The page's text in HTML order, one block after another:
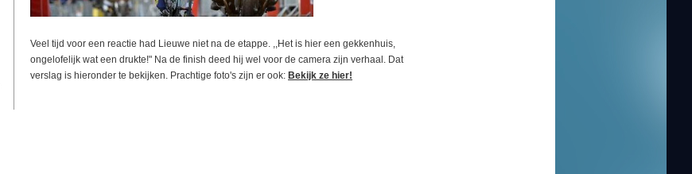
Veel tijd voor een reactie had Lieuwe niet na de etappe. ,,Het is hier een gekkenhuis,
ongelofelijk wat een drukte!" Na de finish deed hij wel voor de camera zijn verhaal. Dat
verslag is hieronder te bekijken. Prachtige foto's zijn er ook: Bekijk ze hier!